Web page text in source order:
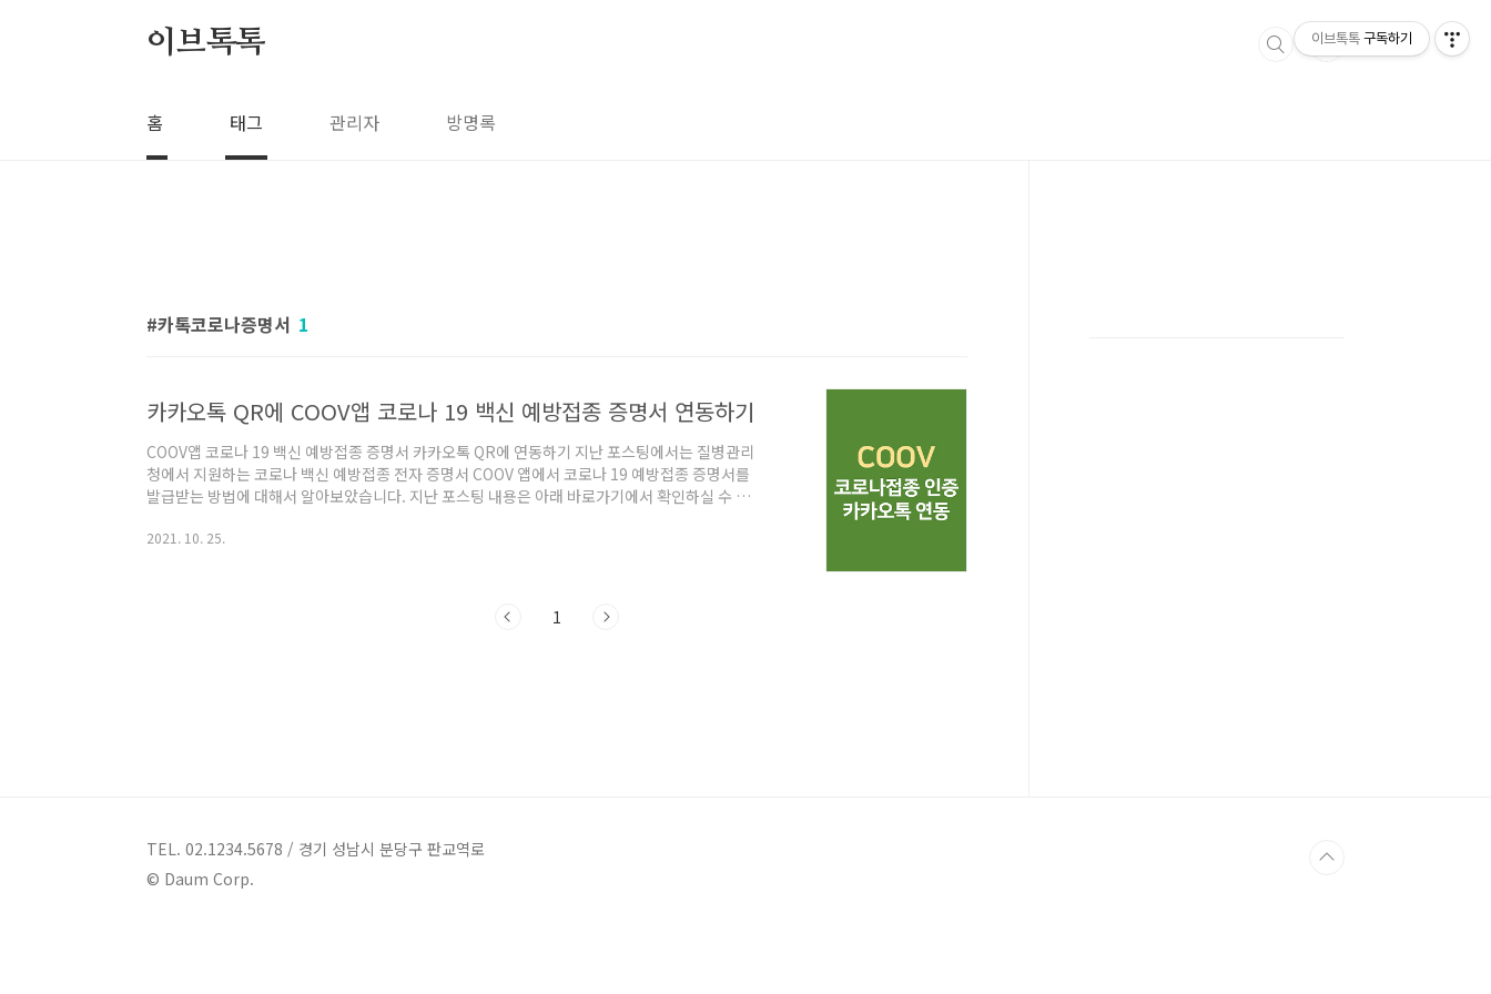
이브톡톡
홈 태그 관리자 방명록
카톡코로나증명서 1
카카오톡 QR에 COOV앱 코로나 19 백신 예방접종 증명서 연동하기
COOV앱 코로나 19 백신 예방접종 증명서 카카오톡 QR에 연동하기 지난 포스팅에서는 질병관리
청에서 지원하는 코로나 백신 예방접종 전자 증명서 COOV 앱에서 코로나 19 예방접종 증명서를
발급받는 방법에 대해서 알아보았습니다. 지난 포스팅 내용은 아래 바로가기에서 확인하실 수 있
19 백신 예방접종 증명서 발급하기 COOV 코로나 19 백신 예방접종 증명서 지난 포스팅에서는 질
2021. 10. 25.
1
TEL. 02.1234.5678 / 경기 성남시 분당구 판교역로
© Daum Corp.
이브톡톡 구독하기